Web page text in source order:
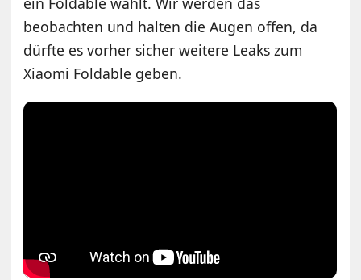
beobachten und halten die Augen offen, da
dürfte es vorher sicher weitere Leaks zum
Xiaomi Foldable geben.